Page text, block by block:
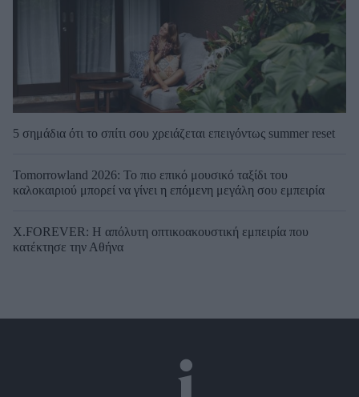
5 σημάδια ότι το σπίτι σου χρειάζεται επειγόντως summer reset
Tomorrowland 2026: Το πιο επικό μουσικό ταξίδι του
καλοκαιριού μπορεί να γίνει η επόμενη μεγάλη σου εμπειρία
X.FOREVER: Η απόλυτη οπτικοακουστική εμπειρία που
κατέκτησε την Αθήνα